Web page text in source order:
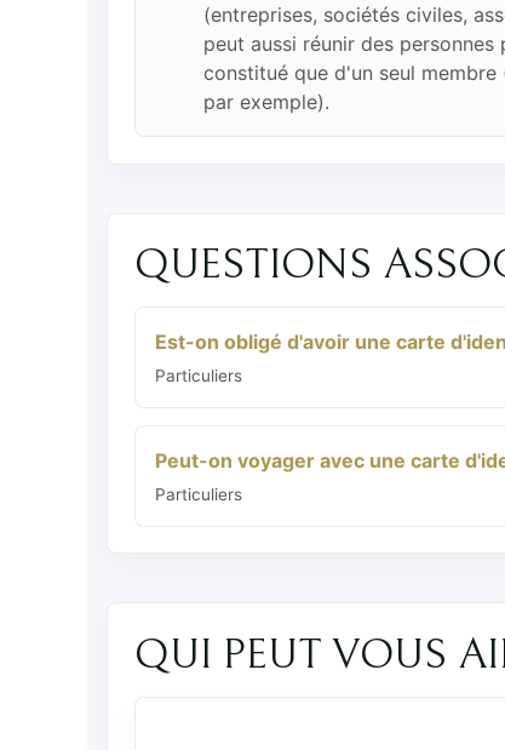
(entreprises, sociétés civiles,
peut aussi réunir des
constitué que d'un seul
par exemple).
QUESTIONS
Est-on obligé d'avoir une carte
Particuliers
Peut-on voyager avec une carte
Particuliers
QUI PEUT VOUS